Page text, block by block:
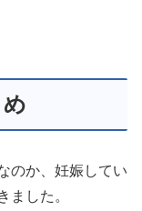
のか、妊娠してい
ました。